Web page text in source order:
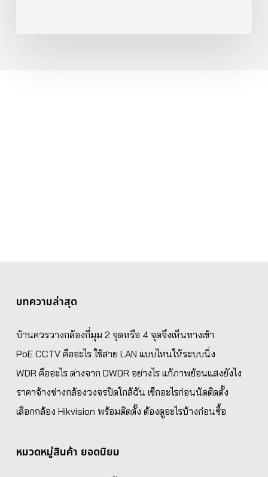
บทความล่าสุด
บ้านควรวางกล้องกี่มุม 2 จุดหรือ 4 จุดจึงเห็นทางเข้า
PoE CCTV คืออะไร ใช้สาย LAN แบบไหนให้ระบบนิ่ง
WDR คืออะไร ต่างจาก DWDR อย่างไร แก้ภาพย้อนแสงยังไง
ราคาจ้างช่างกล้องวงจรปิดใกล้ฉัน เช็กอะไรก่อนนัดติดตั้ง
เลือกกล้อง Hikvision พร้อมติดตั้ง ต้องดูอะไรบ้างก่อนซื้อ
หมวดหมู่สินค้า ยอดนิยม